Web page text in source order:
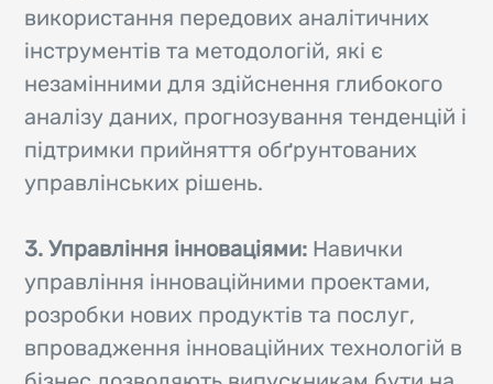
використання передових аналітичних
інструментів та методологій, які є
незамінними для здійснення глибокого
аналізу даних, прогнозування тенденцій і
підтримки прийняття обґрунтованих
управлінських рішень.
3. Управління інноваціями: Навички
управління інноваційними проектами,
розробки нових продуктів та послуг,
впровадження інноваційних технологій в